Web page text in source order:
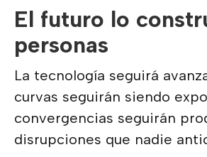
El futuro lo
personas
La tecnología seguirá
curvas seguirán siendo
convergencias seguirán
disrupciones que nadie